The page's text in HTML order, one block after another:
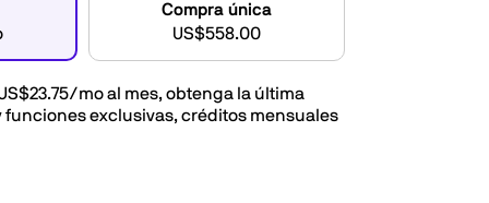
Compra única
US$558.00
moal mes, obtenga la última
funciones exclusivas, créditos mensuales